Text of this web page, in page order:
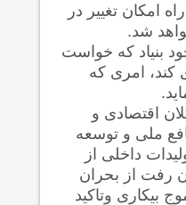
امکان تغییر در
شد.
بنیاد که خواست
کند، امری که
اقتصادی و
ملی و توسعه
داخلی از
رفت از بحران
بیکاری وتاکید